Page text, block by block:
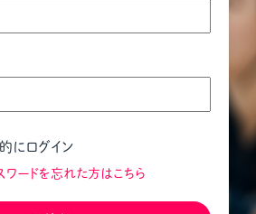
にログイン
ワードを忘れた方はこちら